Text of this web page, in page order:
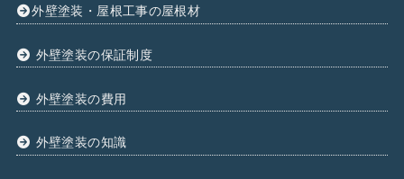
外壁塗装・屋根工事の屋根材
外壁塗装の保証制度
外壁塗装の費用
外壁塗装の知識